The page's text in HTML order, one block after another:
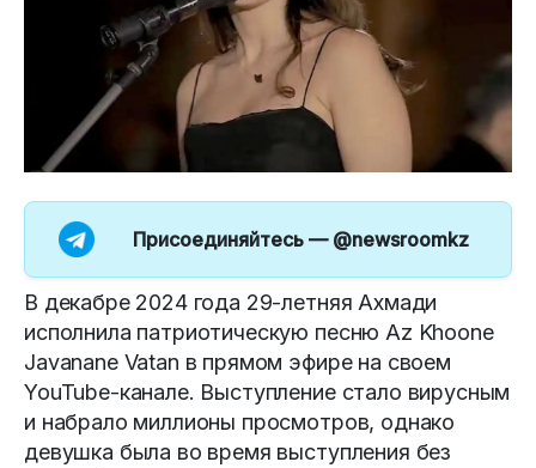
Присоединяйтесь — @newsroomkz
В декабре 2024 года 29‑летняя Ахмади
исполнила патриотическую песню Az Khoone
Javanane Vatan в прямом эфире на своем
YouTube‑канале. Выступление стало вирусным
и набрало миллионы просмотров, однако
девушка была во время выступления без